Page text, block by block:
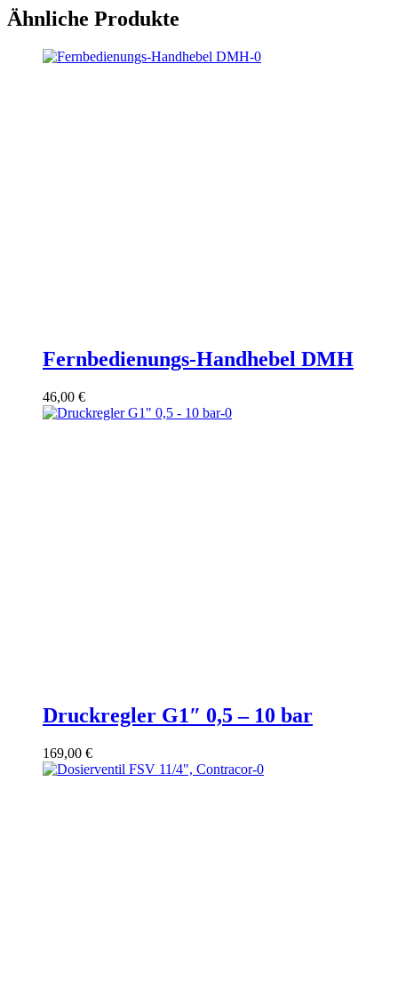
Ähnliche Produkte
Fernbedienungs-Handhebel DMH
46,00 €
Druckregler G1″ 0,5 – 10 bar
169,00 €